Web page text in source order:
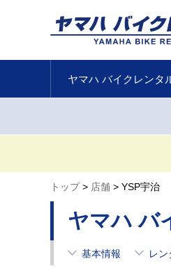
ヤマハ バイク レンタ
トップ 店舗 YSP宇治
ヤマハ バ
基本情報 レ